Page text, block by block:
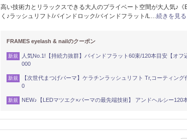
高い技術力とリラックスできる大人のプライベート空間が大人気♪《
く♪ラッシュリフト/バインドロック/バインドフラット/L…続きを見る
FRAMES eyelash & nailのクーポン
新規
人気No.1!【持続力抜群】バインドフラット60束/120本目安【オフ
000
新規
【次世代まつげパーマ】ケラチンラッシュリフト Tr,コーティング
0
新規 NEW♪【LEDマツエク×パーマの最先端技術】 アンドヘルシー120